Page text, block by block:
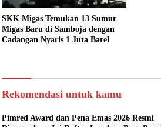
SKK Migas Temukan 13 Sumur
Migas Baru di Samboja dengan
Cadangan Nyaris 1 Juta Barel
Rekomendasi untuk kamu
Pimred Award dan Pena Emas 2026 Resmi